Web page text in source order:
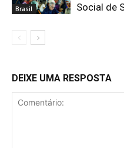
Brasil
Social de
DEIXE UMA RESPOSTA